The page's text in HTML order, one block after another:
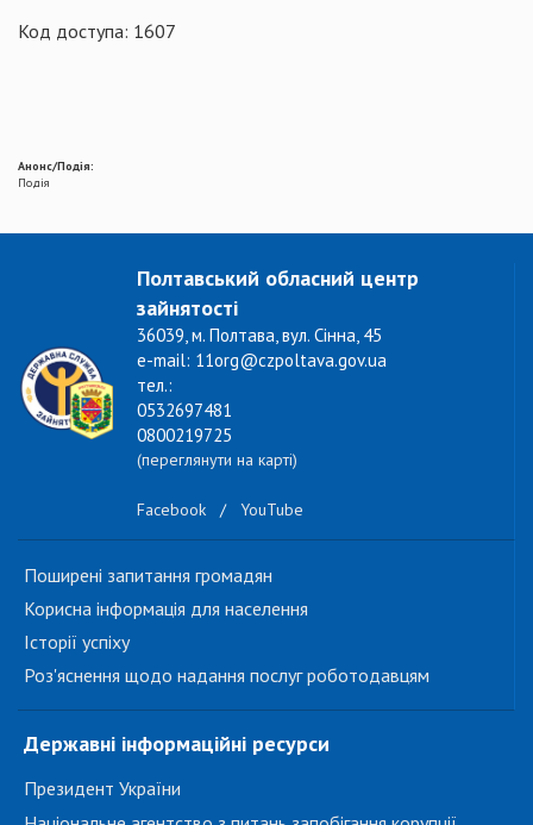
Код доступа: 1607
Анонс/Подія:
Подія
Полтавський обласний центр
зайнятості
36039, м. Полтава, вул. Сінна, 45
e-mail: 11org@czpoltava.gov.ua
тел.:
0532697481
0800219725
(переглянути на карті)
Facebook / YouTube
Поширені запитання громадян
Корисна інформація для населення
Історії успіху
Роз'яснення щодо надання послуг роботодавцям
Державні інформаційні ресурси
Президент України